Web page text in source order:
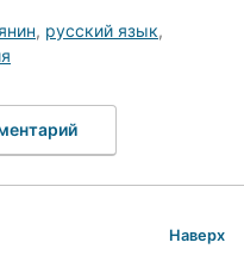
, русский язык,
Наверх